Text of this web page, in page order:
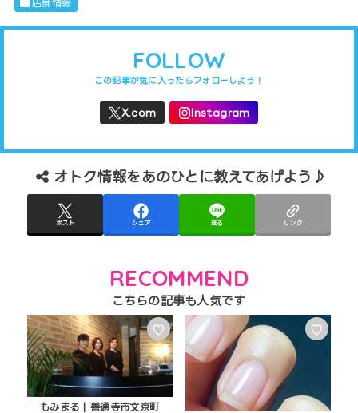
店舗情報
FOLLOW
オトク情報をあのひとに教えてあげよう♪
ポスト シェア 送る リンク
RECOMMEND
♡
もみまる | 善通寺市文京町
♡